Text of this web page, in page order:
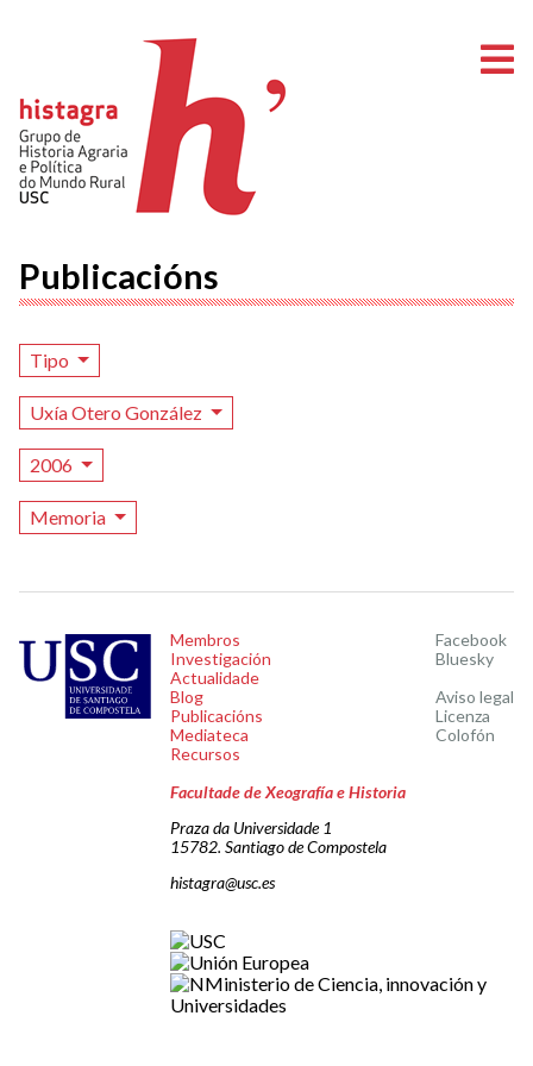
Publicacións
Tipo
Uxía Otero González
2006
Memoria
Membros
Investigación
Actualidade
Blog
Publicacións
Mediateca
Recursos
Facebook
Bluesky
Aviso legal
Licenza
Colofón
Facultade de Xeografía e Historia
Praza da Universidade 1
15782. Santiago de Compostela
histagra@usc.es